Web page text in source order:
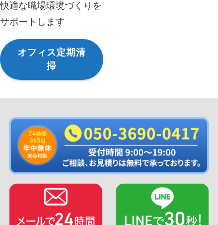
快適な職場環境づくりを
サポートします
オフィス定期清
掃